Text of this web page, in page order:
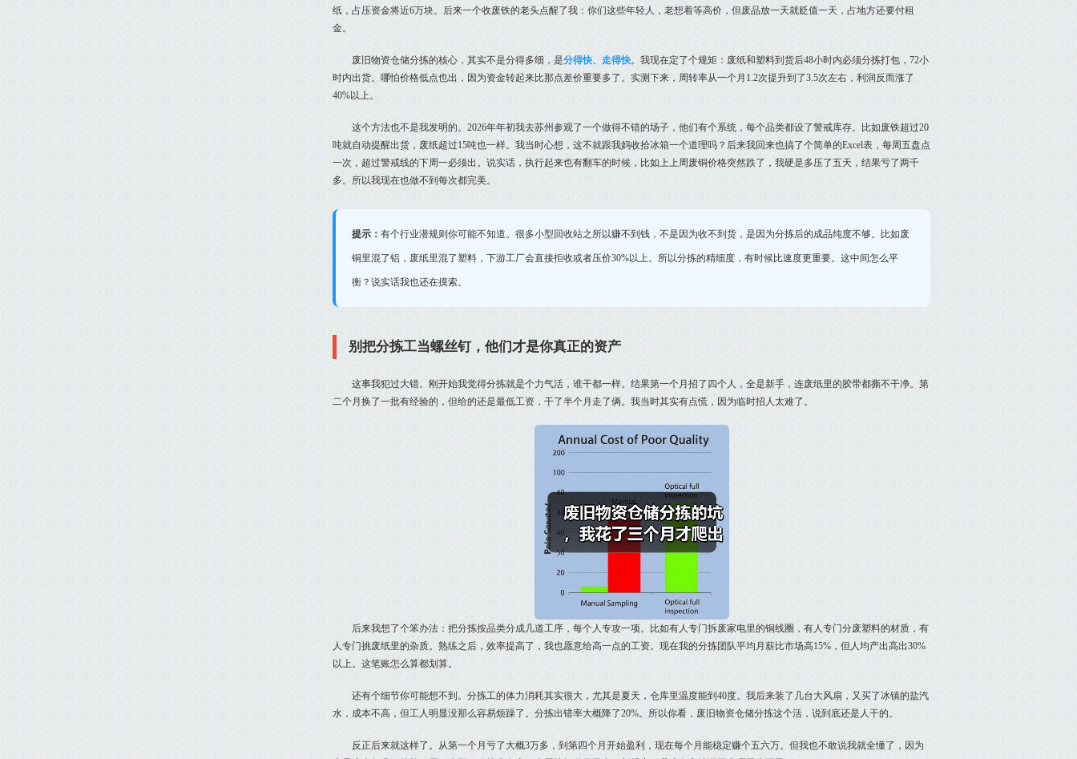
纸，占压资金将近6万块。后来一个收废铁的老头点醒了我：你们这些年轻人，老想着等高价，但废品放一天就贬值一天，占地方还要付租
金。
废旧物资仓储分拣的核心，其实不是分得多细，是分得快、走得快。我现在定了个规矩：废纸和塑料到货后48小时内必须分拣打包，72小
时内出货。哪怕价格低点也出，因为资金转起来比那点差价重要多了。实测下来，周转率从一个月1.2次提升到了3.5次左右，利润反而涨了
40%以上。
这个方法也不是我发明的。2026年年初我去苏州参观了一个做得不错的场子，他们有个系统，每个品类都设了警戒库存。比如废铁超过20
吨就自动提醒出货，废纸超过15吨也一样。我当时心想，这不就跟我妈收拾冰箱一个道理吗？后来我回来也搞了个简单的Excel表，每周五盘点
一次，超过警戒线的下周一必须出。说实话，执行起来也有翻车的时候，比如上上周废铜价格突然跌了，我硬是多压了五天，结果亏了两千
多。所以我现在也做不到每次都完美。
提示： 有个行业潜规则你可能不知道。很多小型回收站之所以赚不到钱，不是因为收不到货，是因为分拣后的成品纯度不够。比如废
铜里混了铝，废纸里混了塑料，下游工厂会直接拒收或者压价30%以上。所以分拣的精细度，有时候比速度更重要。这中间怎么平
衡？说实话我也还在摸索。
别把分拣工当螺丝钉，他们才是你真正的资产
这事我犯过大错。刚开始我觉得分拣就是个力气活，谁干都一样。结果第一个月招了四个人，全是新手，连废纸里的胶带都撕不干净。第
二个月换了一批有经验的，但给的还是最低工资，干了半个月走了俩。我当时其实有点慌，因为临时招人太难了。
后来我想了个笨办法：把分拣按品类分成几道工序，每个人专攻一项。比如有人专门拆废家电里的铜线圈，有人专门分废塑料的材质，有
人专门挑废纸里的杂质。熟练之后，效率提高了，我也愿意给高一点的工资。现在我的分拣团队平均月薪比市场高15%，但人均产出高出30%
以上。这笔账怎么算都划算。
还有个细节你可能想不到。分拣工的体力消耗其实很大，尤其是夏天，仓库里温度能到40度。我后来装了几台大风扇，又买了冰镇的盐汽
水，成本不高，但工人明显没那么容易烦躁了。分拣出错率大概降了20%。所以你看，废旧物资仓储分拣这个活，说到底还是人干的。
反正后来就这样了。从第一个月亏了大概3万多，到第四个月开始盈利，现在每个月能稳定赚个五六万。但我也不敢说我就全懂了，因为